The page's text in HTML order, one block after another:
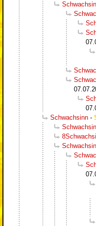
Schwachsinn -